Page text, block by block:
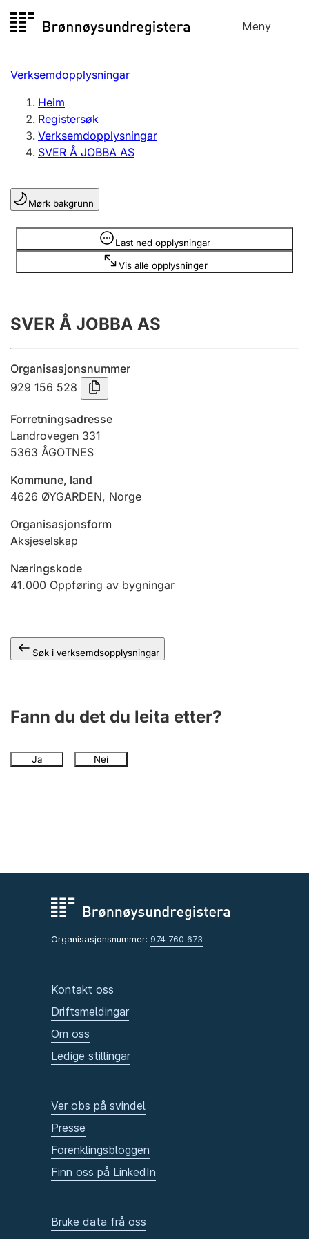
til
Meny
Registersøk
Aksjeselskap
Enkeltpersonføretak
Registrere, endre, slette
Lag og foreining
Registrere, endre, slette
Årsrekneskap
Innsending og forseinkingsgebyr
Tinglysing
Jeger
Ektepaktrettleiaren
Andre tema
Verksemdopplysningar
Heim
Registersøk
Verksemdopplysningar
SVER Å JOBBA AS
Mørk bakgrunn
Last ned opplysningar
Vis alle opplysninger
Opplysninger er skjult
SVER Å JOBBA AS
Organisasjonsnummer
929 156 528
Forretningsadresse
Landrovegen 331
5363 ÅGOTNES
Kommune, land
4626 ØYGARDEN, Norge
Organisasjonsform
Aksjeselskap
Næringskode
41.000 Oppføring av bygningar
Søk i verksemdsopplysningar
Fann du det du leita etter?
Ja Nei
Organisasjonsnummer: 974 760 673
Kontakt oss
Driftsmeldingar
Om oss
Ledige stillingar
Ver obs på svindel
Presse
Forenklingsbloggen
Finn oss på LinkedIn
Bruke data frå oss